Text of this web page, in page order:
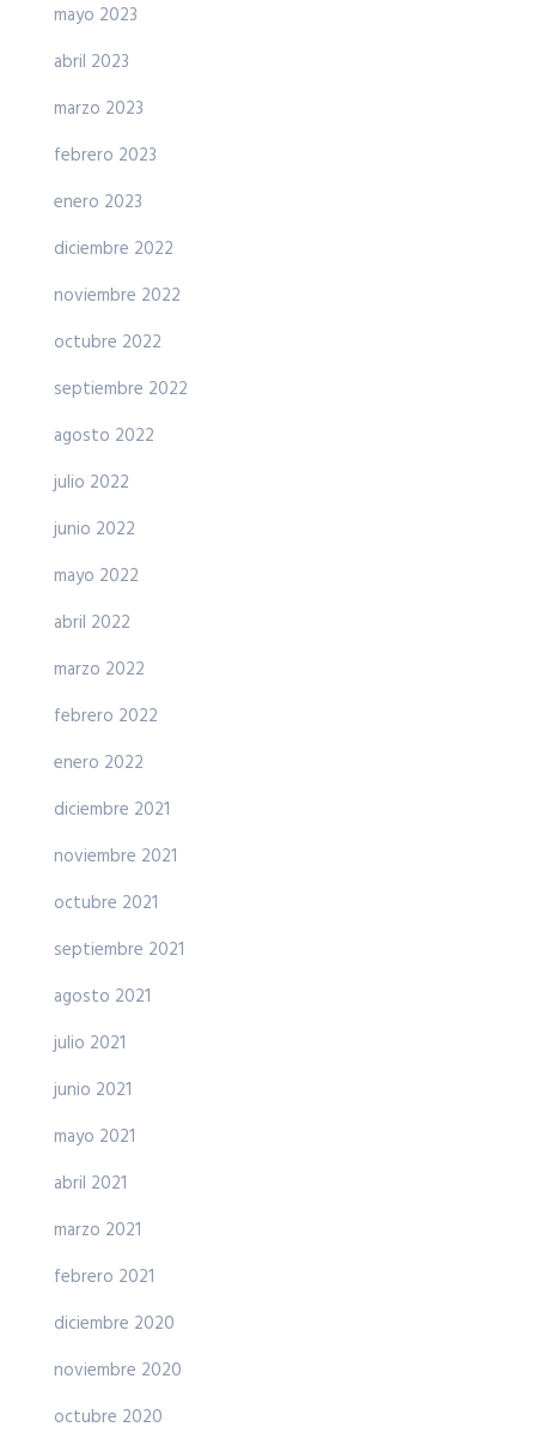
mayo 2023
abril 2023
marzo 2023
febrero 2023
enero 2023
diciembre 2022
noviembre 2022
octubre 2022
septiembre 2022
agosto 2022
julio 2022
junio 2022
mayo 2022
abril 2022
marzo 2022
febrero 2022
enero 2022
diciembre 2021
noviembre 2021
octubre 2021
septiembre 2021
agosto 2021
julio 2021
junio 2021
mayo 2021
abril 2021
marzo 2021
febrero 2021
diciembre 2020
noviembre 2020
octubre 2020